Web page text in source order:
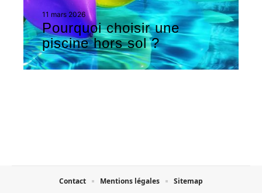
11 mars 2026
Pourquoi choisir une
piscine hors sol ?
Contact Mentions légales Sitemap